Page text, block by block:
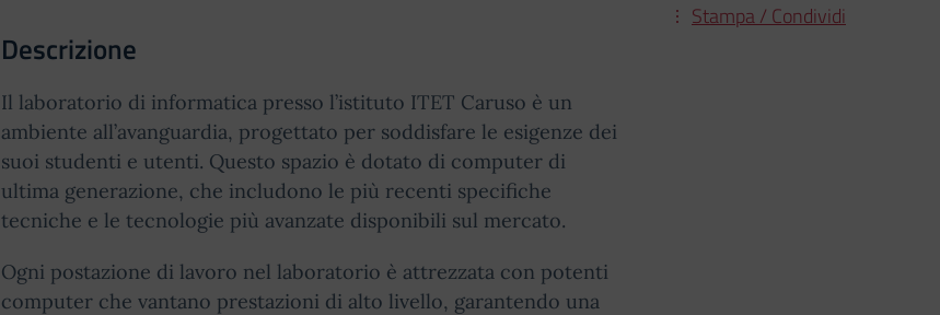
Stampa / Condividi
Descrizione
Il laboratorio di informatica presso l’istituto ITET Caruso è un
ambiente all’avanguardia, progettato per soddisfare le esigenze dei
suoi studenti e utenti. Questo spazio è dotato di computer di
ultima generazione, che includono le più recenti specifiche
tecniche e le tecnologie più avanzate disponibili sul mercato.
Ogni postazione di lavoro nel laboratorio è attrezzata con potenti
computer che vantano prestazioni di alto livello, garantendo una